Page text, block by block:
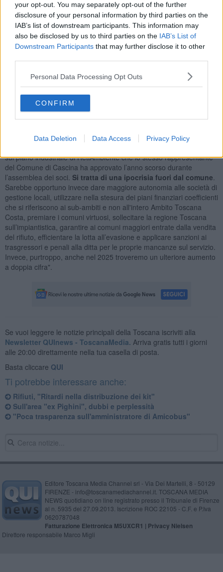
your opt-out. You may separately opt-out of the further
disclosure of your personal information by third parties on the
IAB’s list of downstream participants. This information may
also be disclosed by us to third parties on the IAB’s List of
Downstream Participants that may further disclose it to other
Personal Data Processing Opt Outs
CONFIRM
Data Deletion Data Access Privacy Policy
Secondo Rollo le spiegazioni dell'amministrazione comunale non
reggono. "Gli amministratori di centrosinistra cercano
affannosamente di sottrarsi alle proprie responsabilità, dando la
colpa al sistema di calcolo Arera, ma di fatto - ha aggiunto il
consigliere - la formula funziona solo con aziende efficienti che
ottimizzano la gestione e riducono i costi creando economie di
Ammettono il fallimento del sistema RetiAmbiente
lo stesso sistema che il centrosinistra, a livello locale e regionale,
ha sempre approvato e difeso".
"Scaricano la colpa sull’internalizzazione degli operai di Geofor o
responsabilità della regione Toscanain quanto il piano rifiuti è di
sul piano industriale di RetiAmbiente che lo stesso rappresentante
del Comune di Cascina ha approvato l’anno scorso durante
l’assemblea dei soci. Si tratta di una ipocrisia fuori dal comune
Sarebbe opportuno invece dare maggiore autonomia alle società di
gestione locali, utilizzare nella stesura dei piani finanziari coefficienti
che si riferiscono ai sub-ambiti e non all'intero Ambito Toscana
Costa, premiare i comuni virtuosi, sollecitare la regione Toscana
sull’impiantistica, garantire ai comuni maggiori entrate dalla vendita
del rifiuto, efficientare la lotta all’evasione e applicare sanzioni ai
trasgressori e penali alla ditta per le proprie mancanze sul servizio.
Invece, purtroppo, anche nel 2025 troveremo un ulteriore aumento
a doppia cifra".
Se vuoi leggere le notizie principali della Toscana iscriviti alla
Newsletter QUInews - ToscanaMedia. Arriva gratis tutti i giorni
alle 20:00 direttamente nella tua casella di posta.
Basta cliccare QUI
Ti potrebbe interessare anche:
Rifiuti, "Ritardi nella distribuzione dei kit"
Sull'area "ex Pighini", dubbi e perplessità
"Poca trasparenza sull'amministratore di Amicobus"
Editore Toscana Media Channel srl - Via Dei Martelli, 8 - 50129
FIRENZE - info@toscanamediachannel.it. TOSCANA MEDIA
NEWS quotidiano on line registrato presso il Tribunale di Firenze
al n. 5935 del 27.09.2013. Iscrizione ROC 22105 - C.F. e P.Iva
0620787048
Fatturazione Elettronica M5UXCR1 | Privacy Nielsen
Direttore responsabile Marco Migli